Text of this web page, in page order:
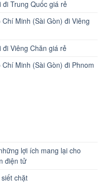
Trung Quốc giá rẻ
Minh (Sài Gòn) đi Viêng
Viêng Chăn giá rẻ
Minh (Sài Gòn) đi Phnom
lợi ích mang lại cho
điện tử
chặt